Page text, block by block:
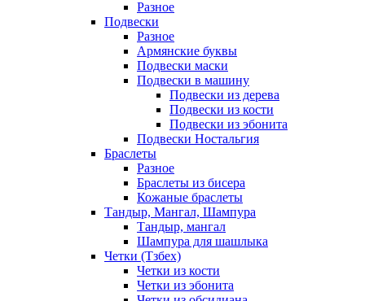
Разное
Подвески
Разное
Армянские буквы
Подвески маски
Подвески в машину
Подвески из дерева
Подвески из кости
Подвески из эбонита
Подвески Ностальгия
Браслеты
Разное
Браслеты из бисера
Кожаные браслеты
Тандыр, Мангал, Шампура
Тандыр, мангал
Шампура для шашлыка
Четки (Тзбех)
Четки из кости
Четки из эбонита